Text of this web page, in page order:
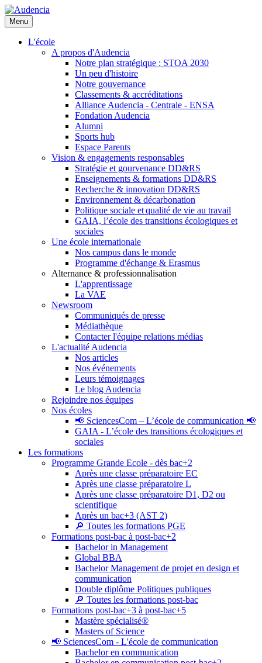
Aller
au
contenu
principal
Menu
L'école
A propos d'Audencia
Notre plan stratégique : STOA 2030
Un peu d'histoire
Notre gouvernance
Classements & accréditations
Alliance Audencia - Centrale - ENSA
Fondation Audencia
Alumni
Sports hub
Espace Parents
Vision & engagements responsables
Stratégie et gourvenance DD&RS
Enseignements & formations DD&RS
Recherche & innovation DD&RS
Environnement & décarbonation
Politique sociale et qualité de vie au travail
GAIA, l’école des transitions écologiques et
sociales
Une école internationale
Nos campus dans le monde
Programme d'échange & Erasmus
Alternance & professionnalisation
L'apprentissage
La VAE
Newsroom
Communiqués de presse
Médiathèque
Contacter l'équipe relations médias
L'actualité Audencia
Nos articles
Nos événements
Leurs témoignages
Le blog Audencia
Rejoindre nos équipes
Nos écoles
📢 SciencesCom – L’école de communication 📢
GAIA - L’école des transitions écologiques et
sociales
Les formations
Programme Grande Ecole - dès bac+2
Après une classe préparatoire EC
Après une classe préparatoire L
Après une classe préparatoire D1, D2 ou
scientifique
Après un bac+3 (AST 2)
🔎 Toutes les formations PGE
Formations post-bac à post-bac+2
Bachelor in Management
Global BBA
Bachelor Management de projet en design et
communication
Double diplôme Politiques publiques
🔎 Toutes les formations post-bac
Formations post-bac+3 à post-bac+5
Mastère spécialisé®
Masters of Science
📢 SciencesCom - L'école de communication
Bachelor en communication